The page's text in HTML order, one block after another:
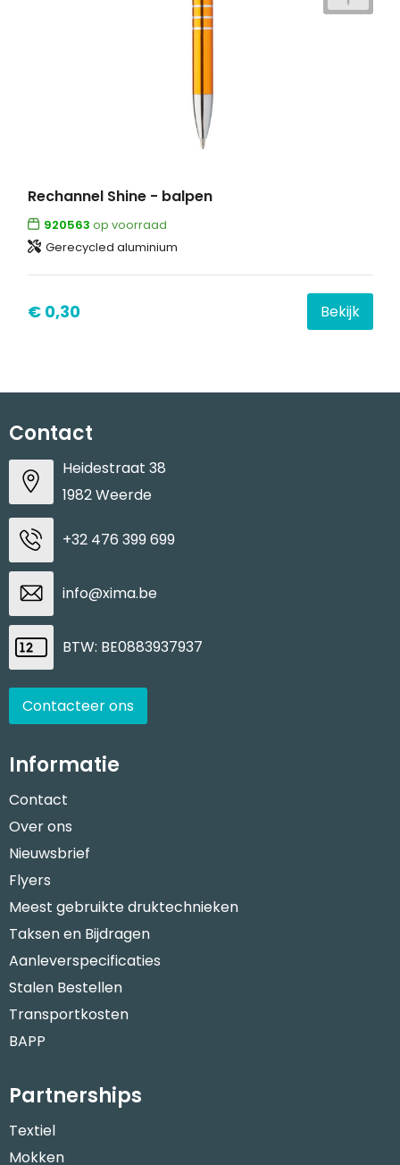
Rechannel Shine - balpen
920563 op voorraad
Gerecycled aluminium
€ 0,30 Bekijk
Contact
Heidestraat 38
1982 Weerde
+32 476 399 699
info@xima.be
BTW: BE0883937937
Contacteer ons
Informatie
Contact
Over ons
Nieuwsbrief
Flyers
Meest gebruikte druktechnieken
Taksen en Bijdragen
Aanleverspecificaties
Stalen Bestellen
Transportkosten
BAPP
Partnerships
Textiel
Mokken